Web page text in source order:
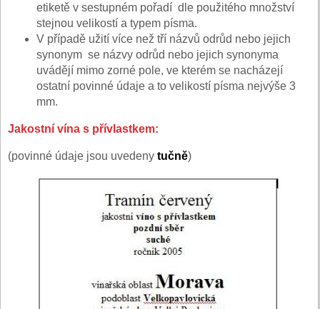
etiketě v sestupném pořadí dle použitého množství
stejnou velikostí a typem písma.
V případě užití více než tří názvů odrůd nebo jejich
synonym se názvy odrůd nebo jejich synonyma
uvádějí mimo zorné pole, ve kterém se nacházejí
ostatní povinné údaje a to velikostí písma nejvýše 3
mm.
Jakostní vína s přívlastkem:
(povinné údaje jsou uvedeny tučně)